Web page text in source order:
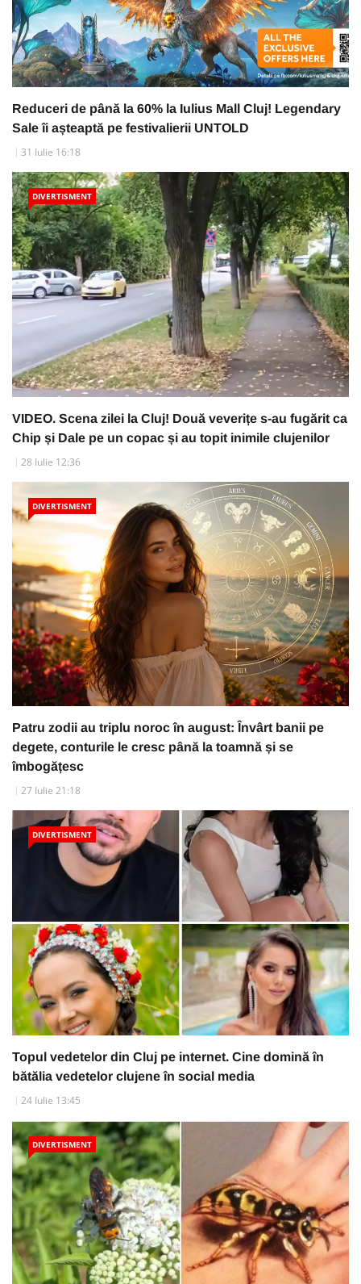
Reduceri de până la 60% la Iulius Mall Cluj! Legendary
Sale îi așteaptă pe festivalierii UNTOLD
31 Iulie 16:18
DIVERTISMENT
VIDEO. Scena zilei la Cluj! Două veverițe s-au fugărit ca
Chip și Dale pe un copac și au topit inimile clujenilor
28 Iulie 12:36
DIVERTISMENT
Patru zodii au triplu noroc în august: Învârt banii pe
degete, conturile le cresc până la toamnă și se
îmbogățesc
27 Iulie 21:18
DIVERTISMENT
Topul vedetelor din Cluj pe internet. Cine domină în
bătălia vedetelor clujene în social media
24 Iulie 13:45
DIVERTISMENT